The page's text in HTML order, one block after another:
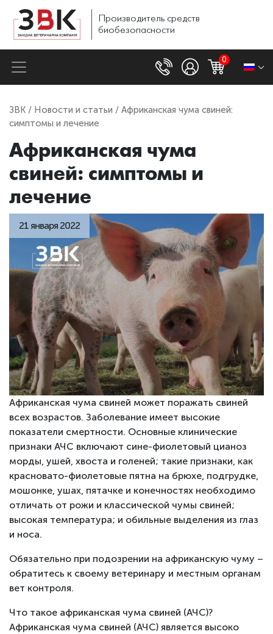
Производитель средств
биобезопасности
0
ЗВК / Новости и статьи / Африканская чума свиней:
симптомы и лечение
Африканская чума
свиней: симптомы и
лечение
21 января 2022
Африканская чума свиней может поражать свиней
всех возрастов. Заболевание имеет высокие
показатели смертности. Основные клинические
признаки АЧС включают сине-фиолетовый цианоз
морды, ушей, хвоста и голеней; такие признаки, как
красновато-фиолетовые пятна на брюхе, подгрудке,
мошонке, ушах, пятачке и конечностях необходимо
отличать от рожи и классической чумы свиней;
высокая температура; и обильные выделения из глаз
и носа.
Обязательно при подозрении на африканскую чуму –
обратитесь к своему ветеринару и местным органам
вет контроля.
Что такое африканская чума свиней (АЧС)?
Африканская чума свиней (АЧС) является высоко